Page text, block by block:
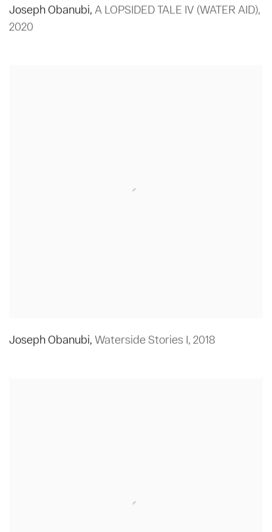
Joseph Obanubi, A LOPSIDED TALE IV (WATER AID),
2020
Joseph Obanubi, Waterside Stories I, 2018